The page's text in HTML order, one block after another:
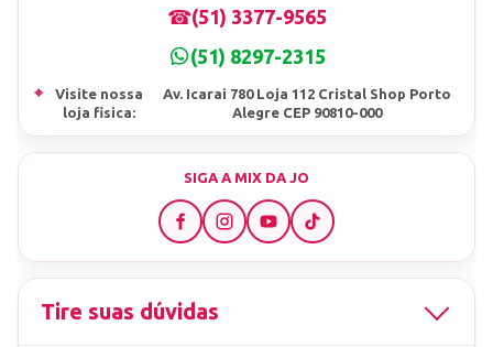
☎(51) 3377-9565
(51) 8297-2315
⌖
Visite nossa
loja fisica:
Av. Icarai 780 Loja 112 Cristal Shop Porto
Alegre CEP 90810-000
SIGA A MIX DA JO
Tire suas dúvidas